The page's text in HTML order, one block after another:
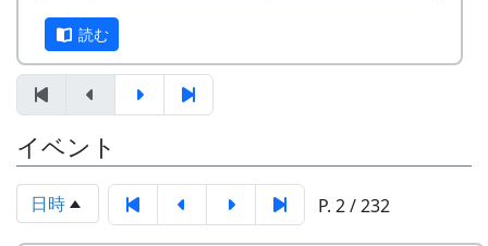
しばらくメンバーのお家では、おいしい“たまご
かけごはん”や“卵料理”を味わうことができ、「音
楽やっててよかったなあ」と思った瞬間でした
～。 (ポン四郎）
棚田のイネに
2 歌おうみんなで
ワンス・アンド・フ
ォーエバー
4 僕の中のふるさと
H CORPORATION
II
棚⽥のイネに
メシアとポン四郎
読む
イベント
日時 P. 2 / 232